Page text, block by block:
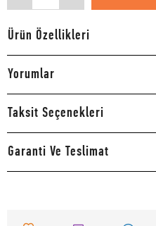
Ürün Özellikleri
Yorumlar
Taksit Seçenekleri
Garanti Ve Teslimat